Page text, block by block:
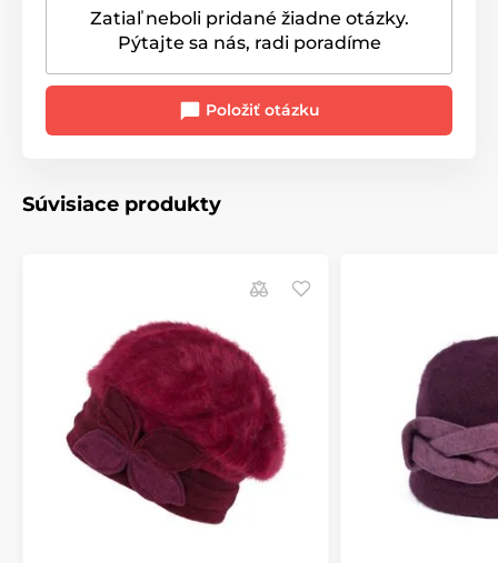
Zatiaľ neboli pridané žiadne otázky.
Pýtajte sa nás, radi poradíme
Položiť otázku
Súvisiace produkty